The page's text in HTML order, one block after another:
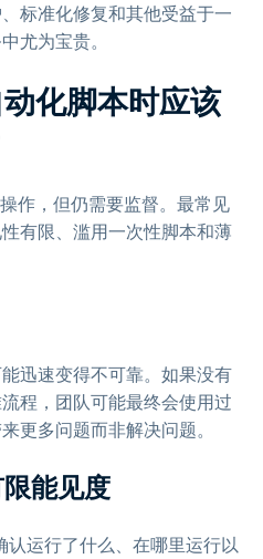
标准化修复和其他受益于一
尤为宝贵。
化脚本时应该
作，但仍需要监督。最常见
有限、滥用一次性脚本和薄
迅速变得不可靠。如果没有
程，团队可能最终会使用过
更多问题而非解决问题。
能见度
认运行了什么、在哪里运行以